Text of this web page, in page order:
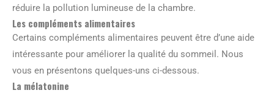
réduire la pollution lumineuse de la chambre.
Les compléments alimentaires
Certains compléments alimentaires peuvent être d’une aide
intéressante pour améliorer la qualité du sommeil. Nous
vous en présentons quelques-uns ci-dessous.
La mélatonine